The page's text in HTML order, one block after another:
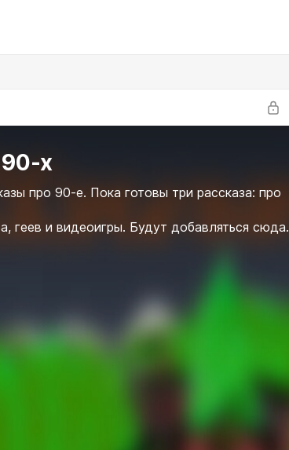
х
про 90-е. Пока готовы три рассказа: про
геев и видеоигры. Будут добавляться сюда.